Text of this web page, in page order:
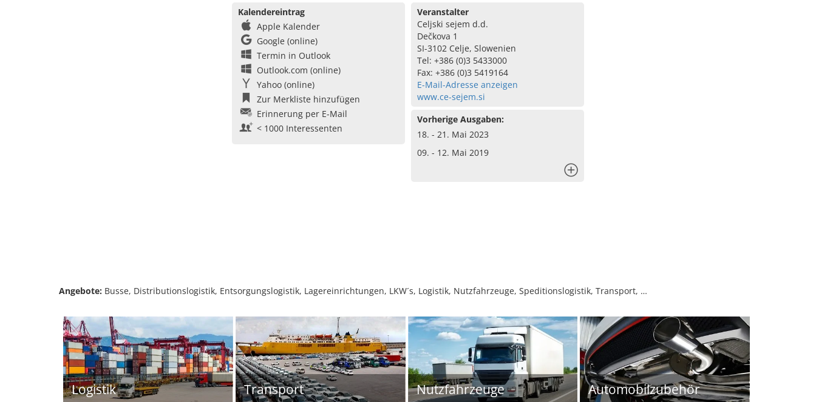
Kalendereintrag
Apple Kalender
Google (online)
Termin in Outlook
Outlook.com (online)
Yahoo (online)
Zur Merkliste hinzufügen
Erinnerung per E-Mail
< 1000 Interessenten
Veranstalter
Celjski sejem d.d.
Dečkova 1
SI-3102 Celje, Slowenien
Tel: +386 (0)3 5433000
Fax: +386 (0)3 5419164
E-Mail-Adresse anzeigen
www.ce-sejem.si
Vorherige Ausgaben:
18. - 21. Mai 2023
09. - 12. Mai 2019
Angebote: Busse, Distributionslogistik, Entsorgungslogistik, Lagereinrichtungen, LKW´s, Logistik, Nutzfahrzeuge, Speditionslogistik, Transport, …
Logistik Transport Nutzfahrzeuge Automobilzubehör